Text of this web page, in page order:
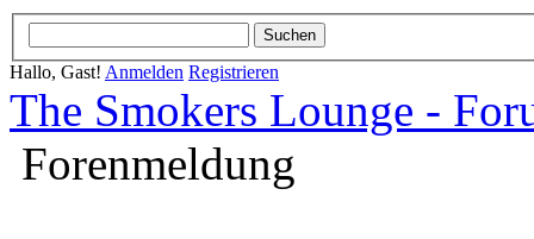
Hallo, Gast! Anmelden Registrieren
The Smokers Lounge -
Forenmeldung